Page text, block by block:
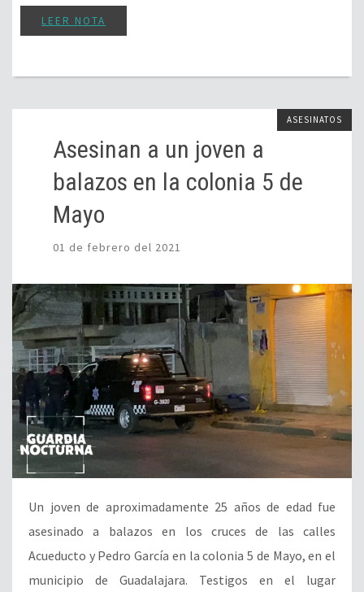
LEER NOTA
ASESINATOS
Asesinan a un joven a
balazos en la colonia 5 de
Mayo
01 de febrero del 2021
Un joven de aproximadamente 25 años de edad fue
asesinado a balazos en los cruces de las calles
Acueducto y Pedro García en la colonia 5 de Mayo, en el
municipio de Guadalajara. Testigos en el lugar